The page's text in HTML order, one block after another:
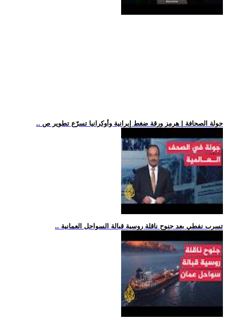
.. جولة الصحافة | هرمز ورقة ضغط إيرانية وأوكرانيا تسرّع تطوير ص
.. تسرب نفطي بعد جنوح ناقلة روسية قبالة السواحل العمانية